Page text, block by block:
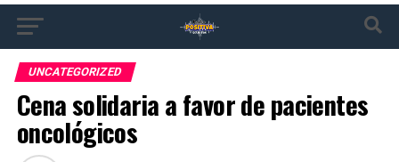
UNCATEGORIZED
Cena solidaria a favor de pacientes
oncológicos